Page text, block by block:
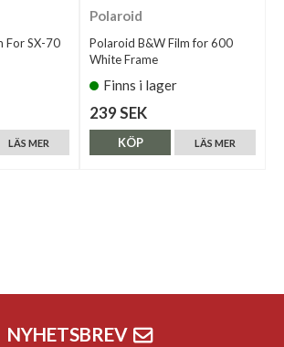
For SX-70
LÄS MER
Polaroid
Polaroid B&W Film for 600
White Frame
Finns i lager
239 SEK
LÄS MER
KÖP
NYHETSBREV